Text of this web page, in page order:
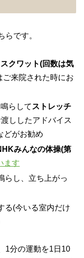
らです。
スクワット(回数は気
ご来院された時にお
らして ストレッチ
ししたアドバイス
どがお勧め
みんなの体操(第
ます
らし、立ち上がっ
る(今いる室内だけ
1分の運動を1日10